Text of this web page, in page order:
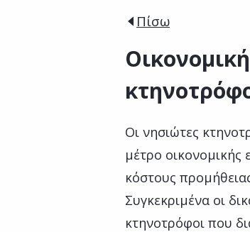
Πίσω
Οι νησιώτες
μέτρο
κόστους
Συγκεκριμένα οι
κτηνοτρόφοι που